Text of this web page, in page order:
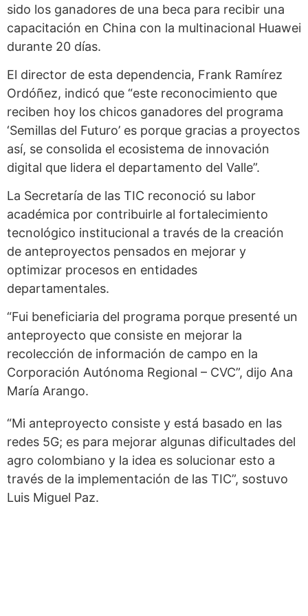
sido los ganadores de una beca para recibir una
capacitación en China con la multinacional Huawei
durante 20 días.
El director de esta dependencia, Frank Ramírez
Ordóñez, indicó que “este reconocimiento que
reciben hoy los chicos ganadores del programa
‘Semillas del Futuro’ es porque gracias a proyectos
así, se consolida el ecosistema de innovación
digital que lidera el departamento del Valle”.
La Secretaría de las TIC reconoció su labor
académica por contribuirle al fortalecimiento
tecnológico institucional a través de la creación
de anteproyectos pensados en mejorar y
optimizar procesos en entidades
departamentales.
“Fui beneficiaria del programa porque presenté un
anteproyecto que consiste en mejorar la
recolección de información de campo en la
Corporación Autónoma Regional – CVC”, dijo Ana
María Arango.
“Mi anteproyecto consiste y está basado en las
redes 5G; es para mejorar algunas dificultades del
agro colombiano y la idea es solucionar esto a
través de la implementación de las TIC”, sostuvo
Luis Miguel Paz.